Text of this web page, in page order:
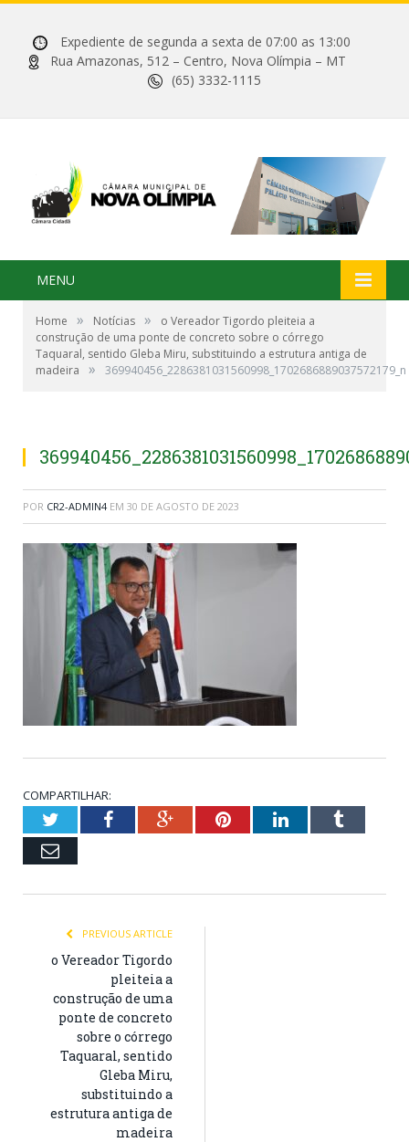
Expediente de segunda a sexta de 07:00 as 13:00
Rua Amazonas, 512 – Centro, Nova Olímpia – MT
(65) 3332-1115
MENU
Home » Notícias »
o Vereador Tigordo pleiteia a
construção de uma ponte de concreto sobre o córrego
Taquaral, sentido Gleba Miru, substituindo a estrutura antiga de
madeira
» 369940456_2286381031560998_1702686889037572179_n
POR CR2-ADMIN4 EM 30 DE AGOSTO DE 2023
COMPARTILHAR:
TwitterFacebookGoogle+PinterestLinkedInTumblr
Email
PREVIOUS ARTICLE
o Vereador Tigordo
pleiteia a
construção de uma
ponte de concreto
sobre o córrego
Taquaral, sentido
Gleba Miru,
substituindo a
estrutura antiga de
madeira